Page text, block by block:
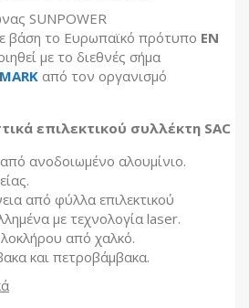
SUNPOWER
βάση το Ευρωπαϊκό πρότυπο ΕΝ
με το διεθνές σήμα
από τον οργανισμό
επιλεκτικού συλλέκτη SAC
ανοδοιωμένο αλουμίνιο.
από φύλλα επιλεκτικού
με τεχνολογία laser.
από χαλκό.
και πετροβάμβακα.